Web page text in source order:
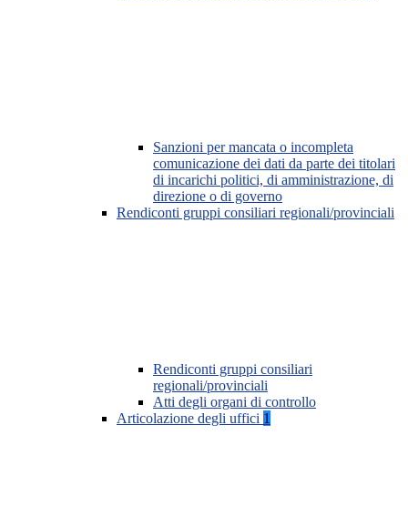
Sanzioni per mancata o incompleta
comunicazione dei dati da parte dei titolari
di incarichi politici, di amministrazione, di
direzione o di governo
Rendiconti gruppi consiliari regionali/provinciali
Rendiconti gruppi consiliari
regionali/provinciali
Atti degli organi di controllo
Articolazione degli uffici 1